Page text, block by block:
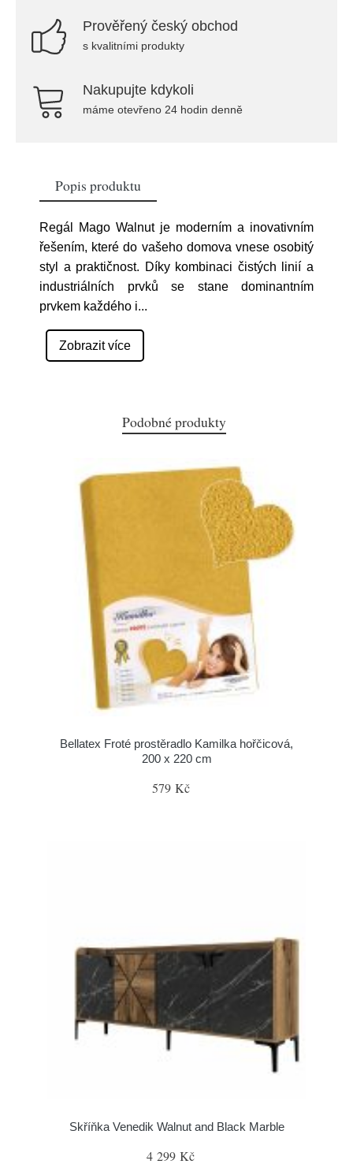
Prověřený český obchod
s kvalitními produkty
Nakupujte kdykoli
máme otevřeno 24 hodin denně
Popis produktu
Regál Mago Walnut je moderním a inovativním
řešením, které do vašeho domova vnese osobitý
styl a praktičnost. Díky kombinaci čistých linií a
industriálních prvků se stane dominantním
prvkem každého i...
Zobrazit více
Podobné produkty
Bellatex Froté prostěradlo Kamilka hořčicová,
200 x 220 cm
579 Kč
Skříňka Venedik Walnut and Black Marble
4 299 Kč